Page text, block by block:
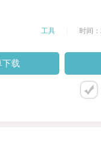
工具 时间
下载